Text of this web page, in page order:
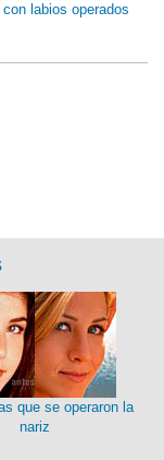
labios operados
que se operaron la
nariz